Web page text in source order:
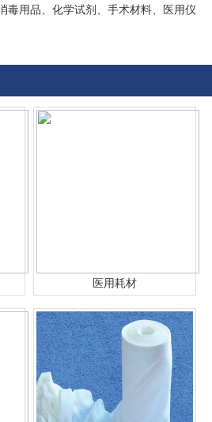
毒用品、化学试剂、手术材料、医用仪
医用耗材